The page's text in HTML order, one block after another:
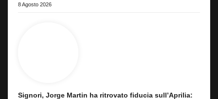
8 Agosto 2026
Signori, Jorge Martin ha ritrovato fiducia sull’Aprilia: